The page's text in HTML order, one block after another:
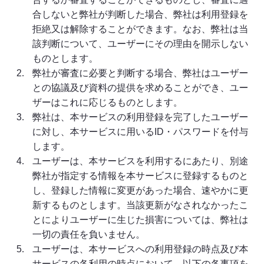
合しないと弊社が判断した場合、弊社は利用登録を
拒絶又は解除することができます。なお、弊社は当
該判断について、ユーザーにその理由を開示しない
ものとします。
弊社が審査に必要と判断する場合、弊社はユーザー
との協議及び資料の提供を求めることができ、ユー
ザーはこれに応じるものとします。
弊社は、本サービスの利用登録を完了したユーザー
に対し、本サービスに用いるID・パスワードを付与
します。
ユーザーは、本サービスを利用するにあたり、別途
弊社が指定する情報を本サービスに登録するものと
し、登録した情報に変更があった場合、速やかに更
新するものとします。当該更新がなされなかったこ
とによりユーザーに生じた損害については、弊社は
一切の責任を負いません。
ユーザーは、本サービスへの利用登録の時点及び本